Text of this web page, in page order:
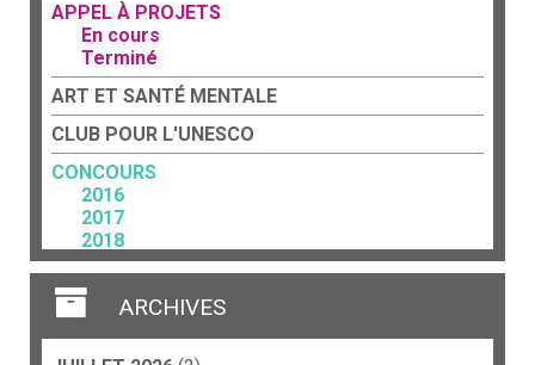
APPEL À PROJETS
En cours
Terminé
ART ET SANTÉ MENTALE
CLUB POUR L'UNESCO
CONCOURS
2016
2017
2018
2023
FORCE TERRITORIALE
Acteurs culturels
Art et travail
ARCHIVES